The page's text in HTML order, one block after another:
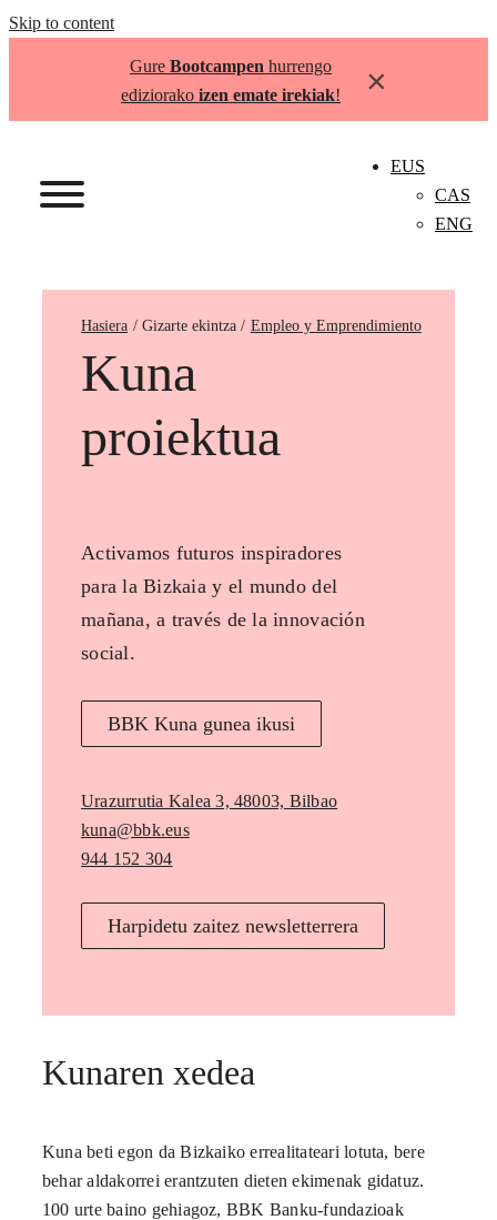
Skip to content
Gure Bootcampen hurrengo
ediziorako izen emate irekiak! ×
EUS
CAS
ENG
Hasiera Empleo y Emprendimiento
Kuna
proiektua
Activamos futuros inspiradores
para la Bizkaia y el mundo del
mañana, a través de la innovación
social.
BBK Kuna gunea ikusi
Urazurrutia Kalea 3, 48003, Bilbao
kuna@bbk.eus
944 152 304
Harpidetu zaitez newsletterrera
Kunaren xedea
Kuna beti egon da Bizkaiko errealitateari lotuta, bere
behar aldakorrei erantzuten dieten ekimenak gidatuz.
100 urte baino gehiagoz, BBK Banku-fundazioak